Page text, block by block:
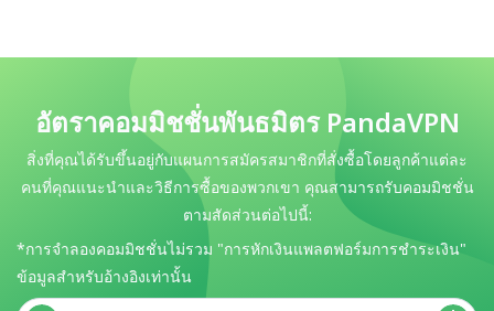
อัตราคอมมิชชั่นพันธมิตร PandaVPN
สิ่งที่คุณได้รับขึ้นอยู่กับแผนการสมัครสมาชิกที่สั่งซื้อโดยลูกค้าแต่ละ
คนที่คุณแนะนำและวิธีการซื้อของพวกเขา คุณสามารถรับคอมมิชชั่น
ตามสัดส่วนต่อไปนี้:
*การจำลองคอมมิชชั่นไม่รวม "การหักเงินแพลตฟอร์มการชำระเงิน"
ข้อมูลสำหรับอ้างอิงเท่านั้น